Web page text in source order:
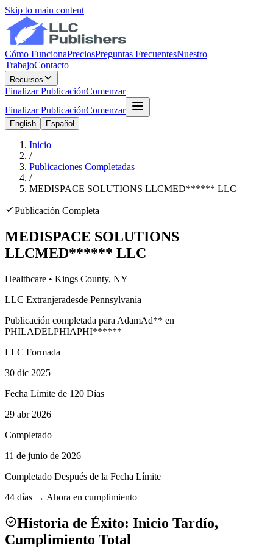
Skip to main content
Cómo FuncionaPreciosPreguntas FrecuentesNuestro
TrabajoContacto
Recursos
Finalizar PublicaciónComenzar
Finalizar PublicaciónComenzar
English Español
Inicio
/
Publicaciones Completadas
/
MEDISPACE SOLUTIONS LLCMED****** LLC
Publicación Completa
MEDISPACE SOLUTIONS
LLCMED****** LLC
Healthcare • Kings County, NY
LLC Extranjeradesde Pennsylvania
Publicación completada para AdamAd** en
PHILADELPHIAPHI******
LLC Formada
30 dic 2025
Fecha Límite de 120 Días
29 abr 2026
Completado
11 de junio de 2026
Completado Después de la Fecha Límite
44 días → Ahora en cumplimiento
Historia de Éxito: Inicio Tardío,
Cumplimiento Total